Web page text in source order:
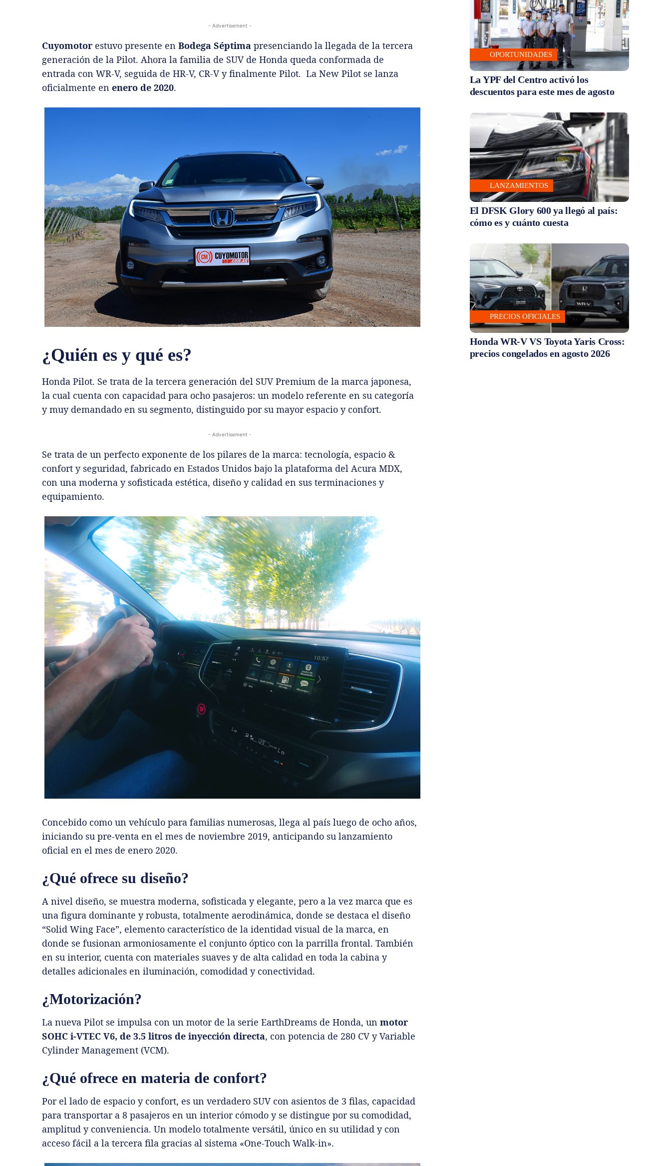
- Advertisement -
Cuyomotor estuvo presente en Bodega Séptima presenciando la llegada de la tercera
generación de la Pilot. Ahora la familia de SUV de Honda queda conformada de
entrada con WR-V, seguida de HR-V, CR-V y finalmente Pilot. La New Pilot se lanza
oficialmente en enero de 2020.
¿Quién es y qué es?
Honda Pilot. Se trata de la tercera generación del SUV Premium de la marca japonesa,
la cual cuenta con capacidad para ocho pasajeros: un modelo referente en su categoría
y muy demandado en su segmento, distinguido por su mayor espacio y confort.
- Advertisement -
Se trata de un perfecto exponente de los pilares de la marca: tecnología, espacio &
confort y seguridad, fabricado en Estados Unidos bajo la plataforma del Acura MDX,
con una moderna y sofisticada estética, diseño y calidad en sus terminaciones y
equipamiento.
Concebido como un vehículo para familias numerosas, llega al país luego de ocho años,
iniciando su pre-venta en el mes de noviembre 2019, anticipando su lanzamiento
oficial en el mes de enero 2020.
¿Qué ofrece su diseño?
A nivel diseño, se muestra moderna, sofisticada y elegante, pero a la vez marca que es
una figura dominante y robusta, totalmente aerodinámica, donde se destaca el diseño
“Solid Wing Face”, elemento característico de la identidad visual de la marca, en
donde se fusionan armoniosamente el conjunto óptico con la parrilla frontal. También
en su interior, cuenta con materiales suaves y de alta calidad en toda la cabina y
detalles adicionales en iluminación, comodidad y conectividad.
¿Motorización?
La nueva Pilot se impulsa con un motor de la serie EarthDreams de Honda, un motor
SOHC i-VTEC V6, de 3.5 litros de inyección directa, con potencia de 280 CV y Variable
Cylinder Management (VCM).
¿Qué ofrece en materia de confort?
Por el lado de espacio y confort, es un verdadero SUV con asientos de 3 ﬁlas, capacidad
para transportar a 8 pasajeros en un interior cómodo y se distingue por su comodidad,
amplitud y conveniencia. Un modelo totalmente versátil, único en su utilidad y con
acceso fácil a la tercera ﬁla gracias al sistema «One-Touch Walk-in».
OPORTUNIDADES
La YPF del Centro activó los
descuentos para este mes de agosto
LANZAMIENTOS
El DFSK Glory 600 ya llegó al país:
cómo es y cuánto cuesta
PRECIOS OFICIALES
Honda WR-V VS Toyota Yaris Cross:
precios congelados en agosto 2026